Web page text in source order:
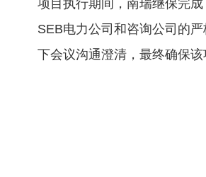
项目执行期间，南瑞继保完
SEB电力公司和咨询公司的
下会议沟通澄清，最终确保